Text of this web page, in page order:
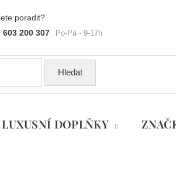
603 200 307
Hledat
LUXUSNÍ DOPLŇKY